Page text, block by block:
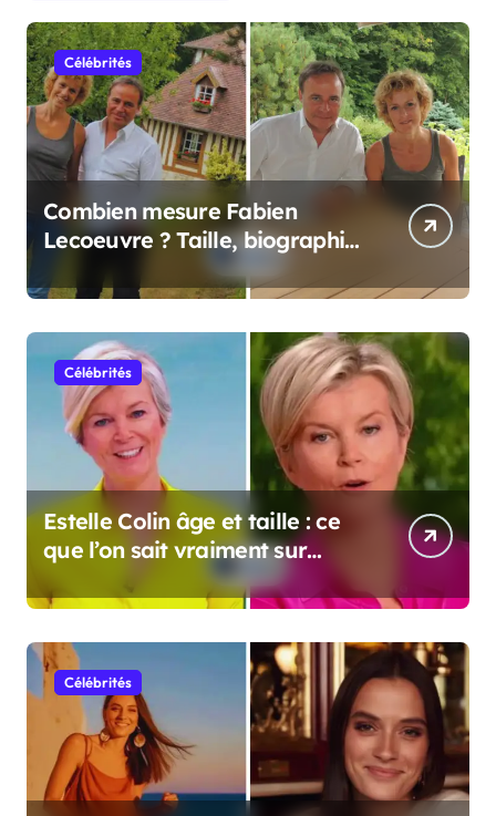
Célébrités
Combien mesure Fabien
Lecoeuvre ? Taille, biographie
et informations complètes
Célébrités
Estelle Colin âge et taille : ce
que l’on sait vraiment sur
cette personnalité
Célébrités